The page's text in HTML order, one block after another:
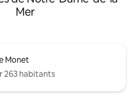
Mer
Monet
263 habitants